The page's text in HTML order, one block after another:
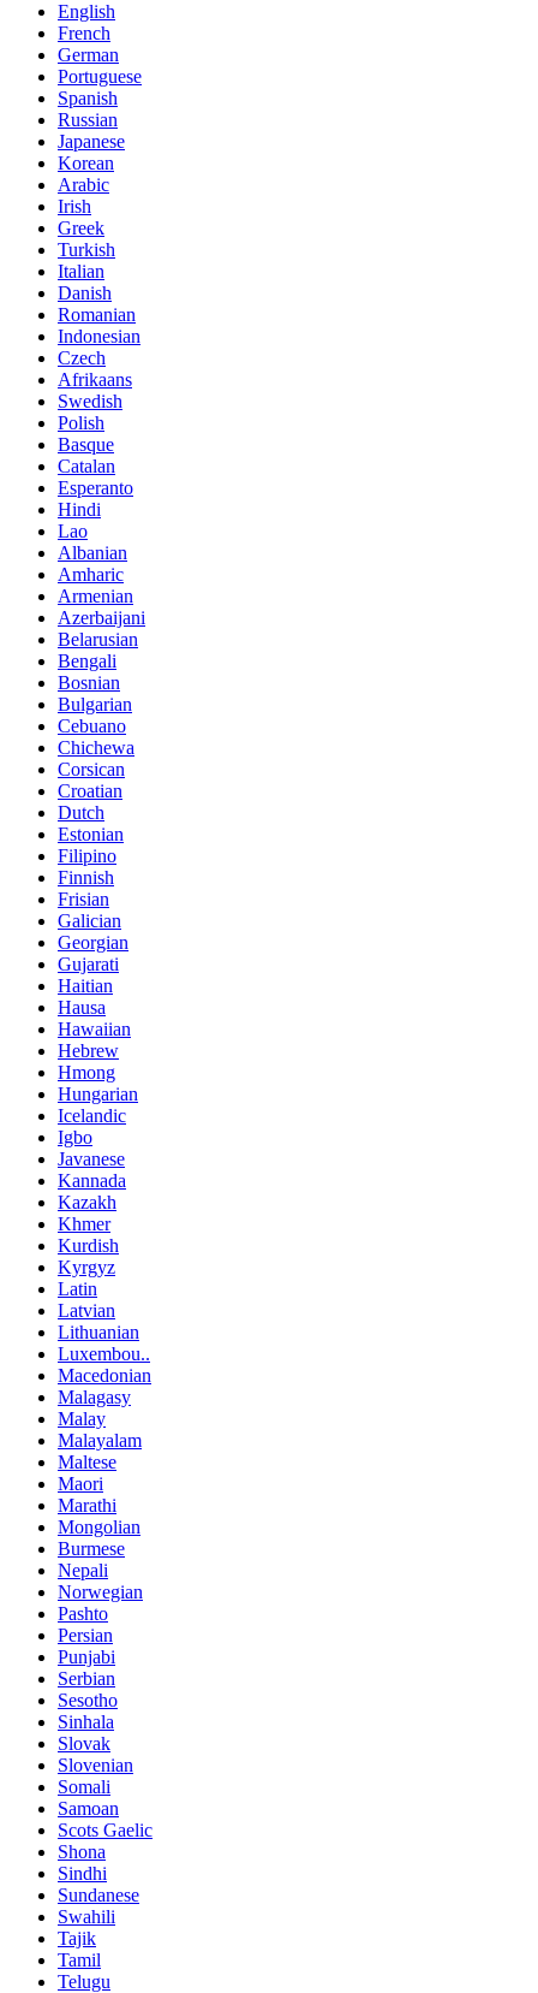
English
French
German
Portuguese
Spanish
Russian
Japanese
Korean
Arabic
Irish
Greek
Turkish
Italian
Danish
Romanian
Indonesian
Czech
Afrikaans
Swedish
Polish
Basque
Catalan
Esperanto
Hindi
Lao
Albanian
Amharic
Armenian
Azerbaijani
Belarusian
Bengali
Bosnian
Bulgarian
Cebuano
Chichewa
Corsican
Croatian
Dutch
Estonian
Filipino
Finnish
Frisian
Galician
Georgian
Gujarati
Haitian
Hausa
Hawaiian
Hebrew
Hmong
Hungarian
Icelandic
Igbo
Javanese
Kannada
Kazakh
Khmer
Kurdish
Kyrgyz
Latin
Latvian
Lithuanian
Luxembou..
Macedonian
Malagasy
Malay
Malayalam
Maltese
Maori
Marathi
Mongolian
Burmese
Nepali
Norwegian
Pashto
Persian
Punjabi
Serbian
Sesotho
Sinhala
Slovak
Slovenian
Somali
Samoan
Scots Gaelic
Shona
Sindhi
Sundanese
Swahili
Tajik
Tamil
Telugu